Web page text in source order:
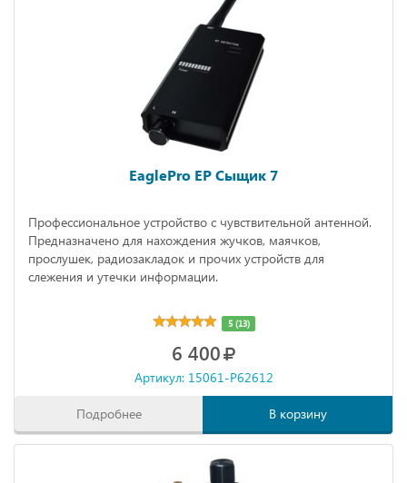
EaglePro EP Сыщик 7
Профессиональное устройство с чувствительной антенной.
Предназначено для нахождения жучков, маячков,
прослушек, радиозакладок и прочих устройств для
слежения и утечки информации.
5 (13)
6 400
Артикул: 15061-P62612
Подробнее В корзину